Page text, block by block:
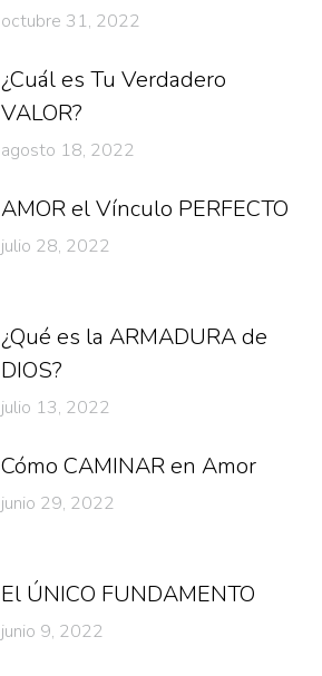
octubre 31, 2022
¿Cuál es Tu Verdadero
VALOR?
agosto 18, 2022
AMOR el Vínculo PERFECTO
julio 28, 2022
¿Qué es la ARMADURA de
DIOS?
julio 13, 2022
Cómo CAMINAR en Amor
junio 29, 2022
El ÚNICO FUNDAMENTO
junio 9, 2022